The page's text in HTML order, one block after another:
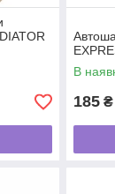
В
185 ₴